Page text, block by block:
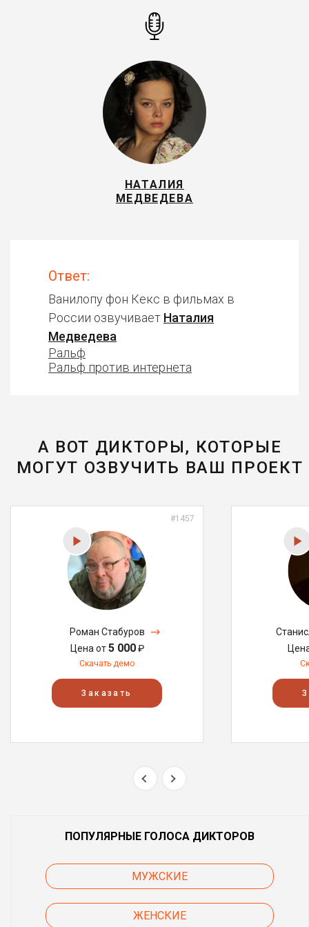
НАТАЛИЯ
МЕДВЕДЕВА
Ответ:
Ванилопу фон Кекс в фильмах в
России озвучивает Наталия
Медведева
Ральф
Ральф против интернета
А ВОТ ДИКТОРЫ, КОТОРЫЕ
МОГУТ ОЗВУЧИТЬ ВАШ ПРОЕКТ
#1457
Роман Стабуров
Цена от5 000₽
Скачать демо
Заказать
ПОПУЛЯРНЫЕ ГОЛОСА ДИКТОРОВ
МУЖСКИЕ
ЖЕНСКИЕ